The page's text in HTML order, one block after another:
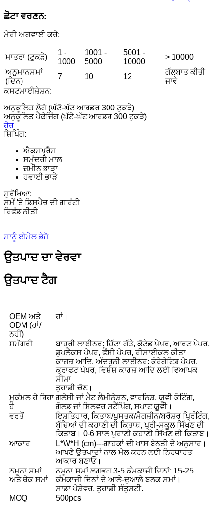
ਛੋਟਾ ਵਰਣਨ:
ਮੇਰੀ ਅਗਵਾਈ ਕਰੋ:
ਮਾਤਰਾ (ਟੁਕੜੇ)
1 -
1000
1001 -
5000
5001 -
10000
> 10000
ਅਨੁਮਾਨਸਮਾਂ
(ਦਿਨ)
7 10 12
ਗੱਲਬਾਤ ਕੀਤੀ
ਜਾਵੇ
ਕਸਟਮਾਈਜ਼ੇਸ਼ਨ:
ਅਨੁਕੂਲਿਤ ਲੋਗੋ (ਘੱਟੋ-ਘੱਟ ਆਰਡਰ 300 ਟੁਕੜੇ)
ਅਨੁਕੂਲਿਤ ਪੈਕੇਜਿੰਗ (ਘੱਟੋ-ਘੱਟ ਆਰਡਰ 300 ਟੁਕੜੇ)
ਹੋਰ
ਸ਼ਿਪਿੰਗ:
ਐਕਸਪ੍ਰੈਸ
ਸਮੁੰਦਰੀ ਮਾਲ
ਜ਼ਮੀਨ ਭਾੜਾ
ਹਵਾਈ ਭਾੜੇ
ਸੁਰੱਖਿਆ:
ਸਮੇਂ 'ਤੇ ਡਿਸਪੈਚ ਦੀ ਗਾਰੰਟੀ
ਰਿਫੰਡ ਨੀਤੀ
ਸਾਨੂੰ ਈਮੇਲ ਭੇਜੋ
ਉਤਪਾਦ ਦਾ ਵੇਰਵਾ
ਉਤਪਾਦ ਟੈਗ
OEM ਅਤੇ
ODM (ਹਾਂ/
ਨਹੀਂ)
ਹਾਂ।
ਸਮੱਗਰੀ
ਬਾਹਰੀ ਲਾਈਨਰ: ਚਿੱਟਾ ਗੱਤੇ, ਕੋਟੇਡ ਪੇਪਰ, ਆਰਟ ਪੇਪਰ,
ਡੁਪਲੈਕਸ ਪੇਪਰ, ਫੈਂਸੀ ਪੇਪਰ, ਰੀਸਾਈਕਲ ਕੀਤਾ
ਕਾਗਜ਼ ਆਦਿ. ਅੰਦਰੂਨੀ ਲਾਈਨਰ: ਕੋਰੇਗੇਟਿਡ ਪੇਪਰ,
ਕ੍ਰਾਫਟ ਪੇਪਰ, ਵਿਸ਼ੇਸ਼ ਕਾਗਜ਼ ਆਦਿ ਲਈ ਵਿਆਪਕ
ਸੀਮਾ
ਤੁਹਾਡੀ ਚੋਣ।
ਮੁਕੰਮਲ ਹੋ ਰਿਹਾ
ਹੈ
ਗਲੋਸੀ ਜਾਂ ਮੈਟ ਲੈਮੀਨੇਸ਼ਨ, ਵਾਰਨਿਸ਼, ਯੂਵੀ ਕੋਟਿੰਗ,
ਗੋਲਡ ਜਾਂ ਸਿਲਵਰ ਸਟੈਂਪਿੰਗ, ਸਪਾਟ ਯੂਵੀ।
ਵਰਤੋਂ
ਇਸ਼ਤਿਹਾਰ, ਕਿਤਾਬ/ਪੁਸਤਕ/ਮੈਗਜ਼ੀਨ/ਬਰੋਸ਼ਰ ਪ੍ਰਿੰਟਿੰਗ,
ਬੱਚਿਆਂ ਦੀ ਕਹਾਣੀ ਦੀ ਕਿਤਾਬ, ਪ੍ਰੀ-ਸਕੂਲ ਸਿੱਖਣ ਦੀ
ਕਿਤਾਬ। 0-6 ਸਾਲ ਪੁਰਾਣੀ ਕਹਾਣੀ ਸਿੱਖਣ ਦੀ ਕਿਤਾਬ।
ਆਕਾਰ
L*W*H (cm)---ਗਾਹਕਾਂ ਦੀ ਖਾਸ ਬੇਨਤੀ ਦੇ ਅਨੁਸਾਰ।
ਆਪਣੇ ਉਤਪਾਦਾਂ ਨਾਲ ਮੇਲ ਕਰਨ ਲਈ ਨਿਰਧਾਰਤ
ਆਕਾਰ ਬਣਾਓ।
ਨਮੂਨਾ ਸਮਾਂ
ਅਤੇ ਥੋਕ ਸਮਾਂ
ਨਮੂਨਾ ਸਮਾਂ ਲਗਭਗ 3-5 ਕੰਮਕਾਜੀ ਦਿਨਾਂ; 15-25
ਕੰਮਕਾਜੀ ਦਿਨਾਂ ਦੇ ਆਲੇ-ਦੁਆਲੇ ਬਲਕ ਸਮਾਂ।
ਸਾਡਾ ਪੇਸ਼ੇਵਰ, ਤੁਹਾਡੀ ਸੰਤੁਸ਼ਟੀ.
MOQ
500pcs